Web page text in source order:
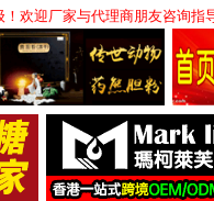
迎厂家与代理商朋友咨询指导！